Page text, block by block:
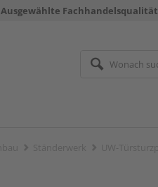
Ausgewählte Fachhandelsqualität